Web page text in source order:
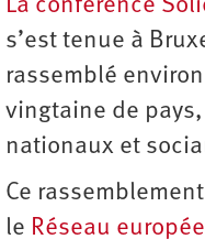
La conférence
s’est tenue à
rassemblé
vingtaine de
nationaux et
Ce
le Réseau